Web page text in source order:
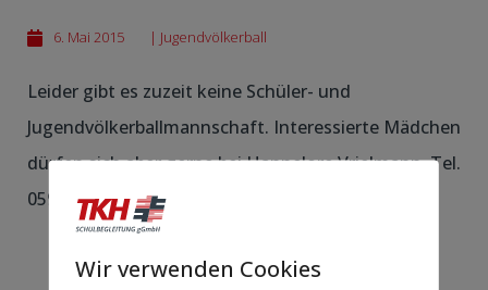
6. Mai 2015 | Jugendvölkerball
Leider gibt es zuzeit keine Schüler- und
Jugendvölkerballmannschaft. Interessierte Mädchen
dürfen sich aber gerne bei Hannelore Vrielmann Tel.
05921/14102 melden.
Wir verwenden Cookies